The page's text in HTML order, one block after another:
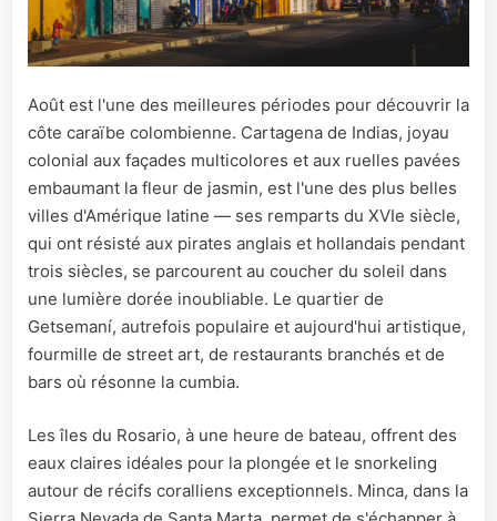
Août est l'une des meilleures périodes pour découvrir la
côte caraïbe colombienne. Cartagena de Indias, joyau
colonial aux façades multicolores et aux ruelles pavées
embaumant la fleur de jasmin, est l'une des plus belles
villes d'Amérique latine — ses remparts du XVIe siècle,
qui ont résisté aux pirates anglais et hollandais pendant
trois siècles, se parcourent au coucher du soleil dans
une lumière dorée inoubliable. Le quartier de
Getsemaní, autrefois populaire et aujourd'hui artistique,
fourmille de street art, de restaurants branchés et de
bars où résonne la cumbia.
Les îles du Rosario, à une heure de bateau, offrent des
eaux claires idéales pour la plongée et le snorkeling
autour de récifs coralliens exceptionnels. Minca, dans la